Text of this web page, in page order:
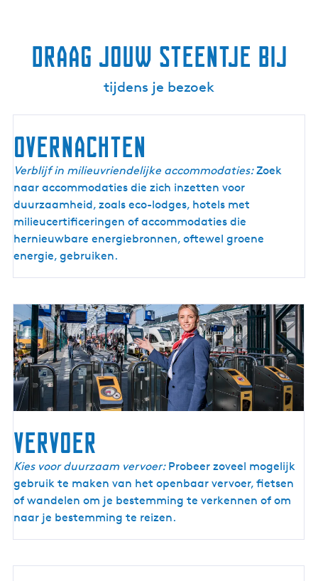
Draag jouw steentje bij
tijdens je bezoek
overnachten
Verblijf in milieuvriendelijke accommodaties:Zoek
naar accommodaties die zich inzetten voor
duurzaamheid, zoals eco-lodges, hotels met
milieucertificeringen of accommodaties die
hernieuwbare energiebronnen, oftewel groene
energie, gebruiken.
vervoer
v
e
r
v
r
Kies voor duurzaam vervoer:Probeer zoveel mogelijk
gebruik te maken van het openbaar vervoer, fietsen
of wandelen om je bestemming te verkennen of om
naar je bestemming te reizen.